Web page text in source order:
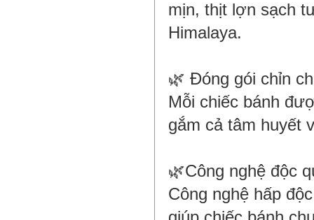
mịn, thịt lợn sạch
Himalaya.
🌿 Đóng gói chỉn
Mỗi chiếc bánh
gắm cả tâm huyết
🌿Công nghệ độc
Công nghệ hấp